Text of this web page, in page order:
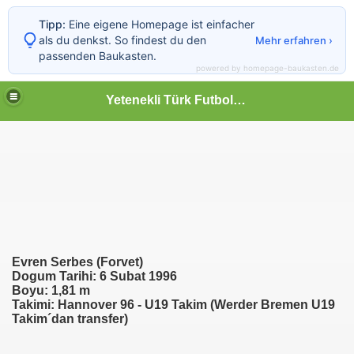
Yetenekli Türk Futbolcular
Evren Serbes (Forvet)
Dogum Tarihi: 6 Subat 1996
Boyu: 1,81 m
Takimi: Hannover 96 - U19 Takim (Werder Bremen U19
Takim´dan transfer)
Tipp: Eine eigene Homepage ist einfacher
als du denkst. So findest du den
passenden Baukasten.
Mehr erfahren ›
powered by homepage-baukasten.de